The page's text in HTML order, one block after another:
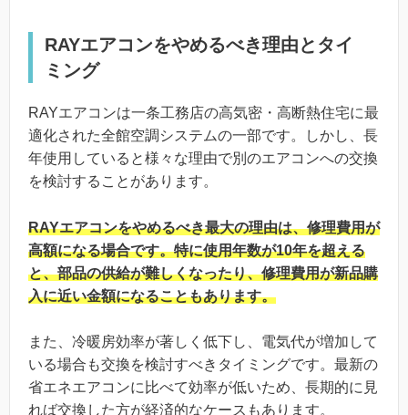
RAYエアコンをやめるべき理由とタイ
ミング
RAYエアコンは一条工務店の高気密・高断熱住宅に最
適化された全館空調システムの一部です。しかし、長
年使用していると様々な理由で別のエアコンへの交換
を検討することがあります。
RAYエアコンをやめるべき最大の理由は、修理費用が
高額になる場合です。特に使用年数が10年を超える
と、部品の供給が難しくなったり、修理費用が新品購
入に近い金額になることもあります。
また、冷暖房効率が著しく低下し、電気代が増加して
いる場合も交換を検討すべきタイミングです。最新の
省エネエアコンに比べて効率が低いため、長期的に見
れば交換した方が経済的なケースもあります。